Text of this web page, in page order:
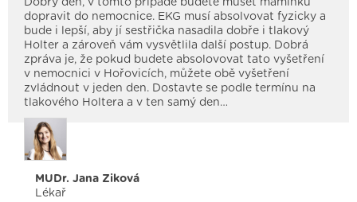
dopravit do nemocnice. EKG musí absolvovat fyzicky a
bude i lepší, aby jí sestřička nasadila dobře i tlakový
Holter a zároveň vám vysvětlila další postup. Dobrá
zpráva je, že pokud budete absolovovat tato vyšetření
v nemocnici v Hořovicích, můžete obě vyšetření
zvládnout v jeden den. Dostavte se podle termínu na
tlakového Holtera a v ten samý den…
MUDr. Jana Ziková
Lékař